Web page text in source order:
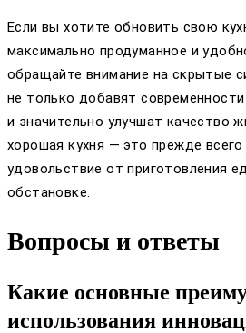
Если вы хотите обновить свою
максимально продуманное и
обращайте внимание на скрытые
не только добавят
и значительно улучшат качество
хорошая кухня — это прежде
удовольствие от приготовления
обстановке.
Вопросы и ответы
Какие основные
использования